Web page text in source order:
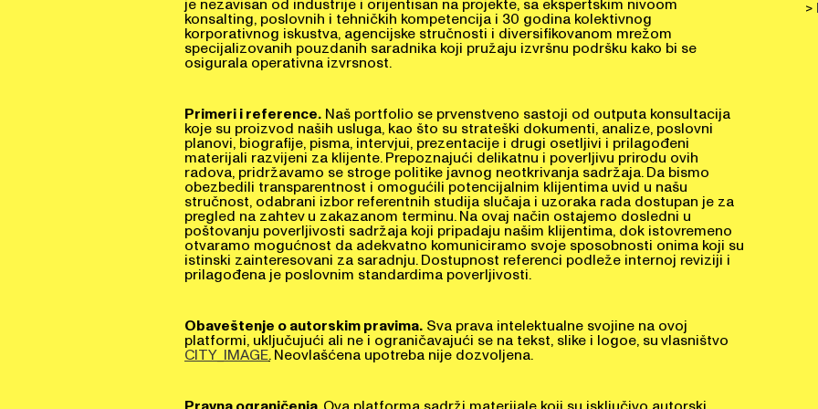
konsalting, poslovnih i tehničkih kompetencija i 30 godina kolektivnog
korporativnog iskustva, agencijske stručnosti i diversifikovanom mrežom
specijalizovanih pouzdanih saradnika koji pružaju izvršnu podršku kako bi se
osigurala operativna izvrsnost.
Primeri i reference.Naš portfolio se prvenstveno sastoji od outputa konsultacija
koje su proizvod naših usluga, kao što su strateški dokumenti, analize, poslovni
planovi, biografije, pisma, intervjui, prezentacije i drugi osetljivi i prilagođeni
materijali razvijeni za klijente. Prepoznajući delikatnu i poverljivu prirodu ovih
radova, pridržavamo se stroge politike javnog neotkrivanja sadržaja. Da bismo
obezbedili transparentnost i omogućili potencijalnim klijentima uvid u našu
stručnost, odabrani izbor referentnih studija slučaja i uzoraka rada dostupan je za
pregled na zahtev u zakazanom terminu. Na ovaj način ostajemo dosledni u
poštovanju poverljivosti sadržaja koji pripadaju našim klijentima, dok istovremeno
otvaramo mogućnost da adekvatno komuniciramo svoje sposobnosti onima koji su
istinski zainteresovani za saradnju. Dostupnost referenci podleže internoj reviziji i
prilagođena je poslovnim standardima poverljivosti.
Obaveštenje o autorskim pravima.Sva prava intelektualne svojine na ovoj
platformi, uključujući ali ne i ograničavajući se na tekst, slike i logoe, su vlasništvo
CITY_IMAGE.Neovlašćena upotreba nije dozvoljena.
Pravna ograničenja. Ova platforma sadrži materijale koji su isključivo autorski